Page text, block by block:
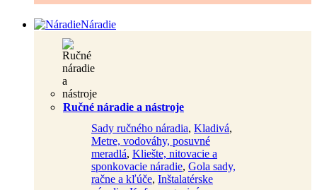
Náradie
Ručné náradie a nástroje
Sady ručného náradia, Kladivá,
Metre, vodováhy, posuvné
meradlá, Kliešte, nitovacie a
sponkovacie náradie, Gola sady,
račne a kľúče, Inštalatérske